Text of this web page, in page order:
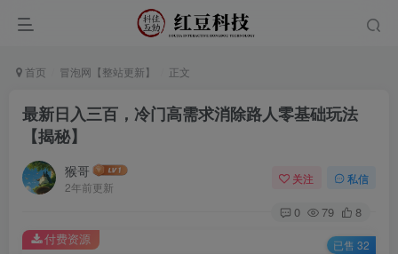
首页 冒泡网【整站更新】 正文
最新日入三百，冷门高需求消除路人零基础玩法
【揭秘】
猴哥
2年前更新
关注 私信
0 79 8
付费资源 已售 32